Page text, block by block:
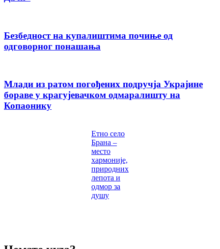
Безбедност на купалиштима почиње од
одговорног понашања
Млади из ратом погођених подручја Украјине
бораве у крагујевачком одмаралишту на
Копаонику
Етно село
Брана –
место
хармоније,
природних
лепота и
одмор за
душу